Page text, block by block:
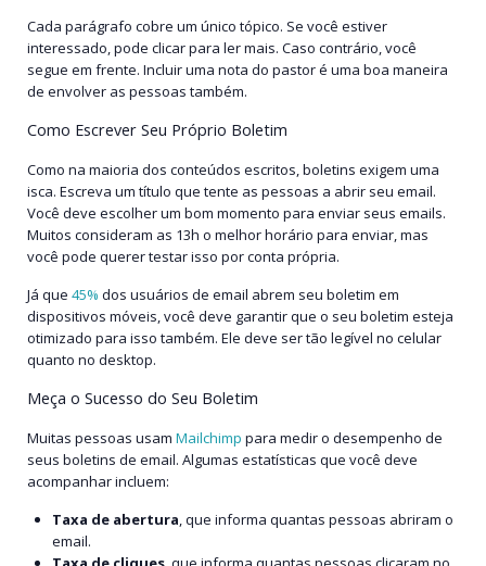
Cada parágrafo cobre um único tópico. Se você estiver
interessado, pode clicar para ler mais. Caso contrário, você
segue em frente. Incluir uma nota do pastor é uma boa maneira
de envolver as pessoas também.
Como Escrever Seu Próprio Boletim
Como na maioria dos conteúdos escritos, boletins exigem uma
isca. Escreva um título que tente as pessoas a abrir seu email.
Você deve escolher um bom momento para enviar seus emails.
Muitos consideram as 13h o melhor horário para enviar, mas
você pode querer testar isso por conta própria.
Já que 45% dos usuários de email abrem seu boletim em
dispositivos móveis, você deve garantir que o seu boletim esteja
otimizado para isso também. Ele deve ser tão legível no celular
quanto no desktop.
Meça o Sucesso do Seu Boletim
Muitas pessoas usam Mailchimp para medir o desempenho de
seus boletins de email. Algumas estatísticas que você deve
acompanhar incluem:
Taxa de abertura, que informa quantas pessoas abriram o
email.